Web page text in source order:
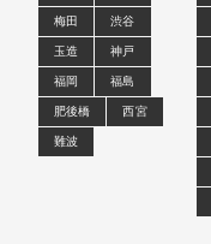
梅田
渋谷
玉造
神戸
福岡
福島
肥後橋
西宮
難波